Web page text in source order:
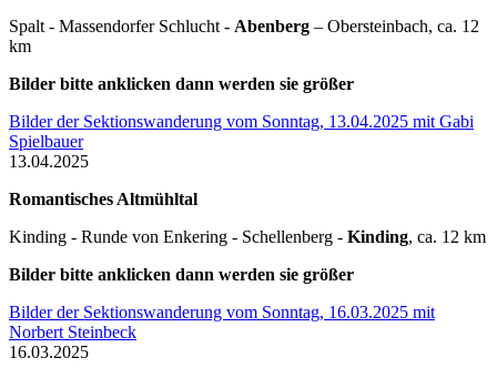
Spalt - Massendorfer Schlucht - Abenberg – Obersteinbach, ca. 12
km
Bilder bitte anklicken dann werden sie größer
Bilder der Sektionswanderung vom Sonntag, 13.04.2025 mit Gabi
Spielbauer
13.04.2025
Romantisches Altmühltal
Kinding - Runde von Enkering - Schellenberg - Kinding, ca. 12 km
Bilder bitte anklicken dann werden sie größer
Bilder der Sektionswanderung vom Sonntag, 16.03.2025 mit
Norbert Steinbeck
16.03.2025